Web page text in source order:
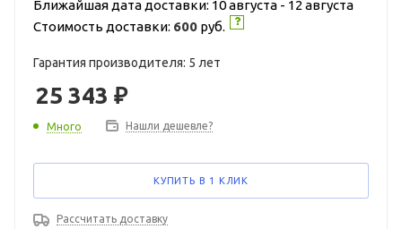
Ближайшая дата доставки: 10 августа - 12 августа
Стоимость доставки: 600 руб.
Гарантия производителя: 5 лет
25 343 ₽
Много Нашли дешевле?
КУПИТЬ В 1 КЛИК
Рассчитать доставку